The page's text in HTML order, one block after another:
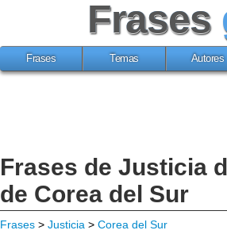
Frases
Frases Temas Autores
Frases de Justicia
de Corea del Sur
Frases > Justicia > Corea del Sur